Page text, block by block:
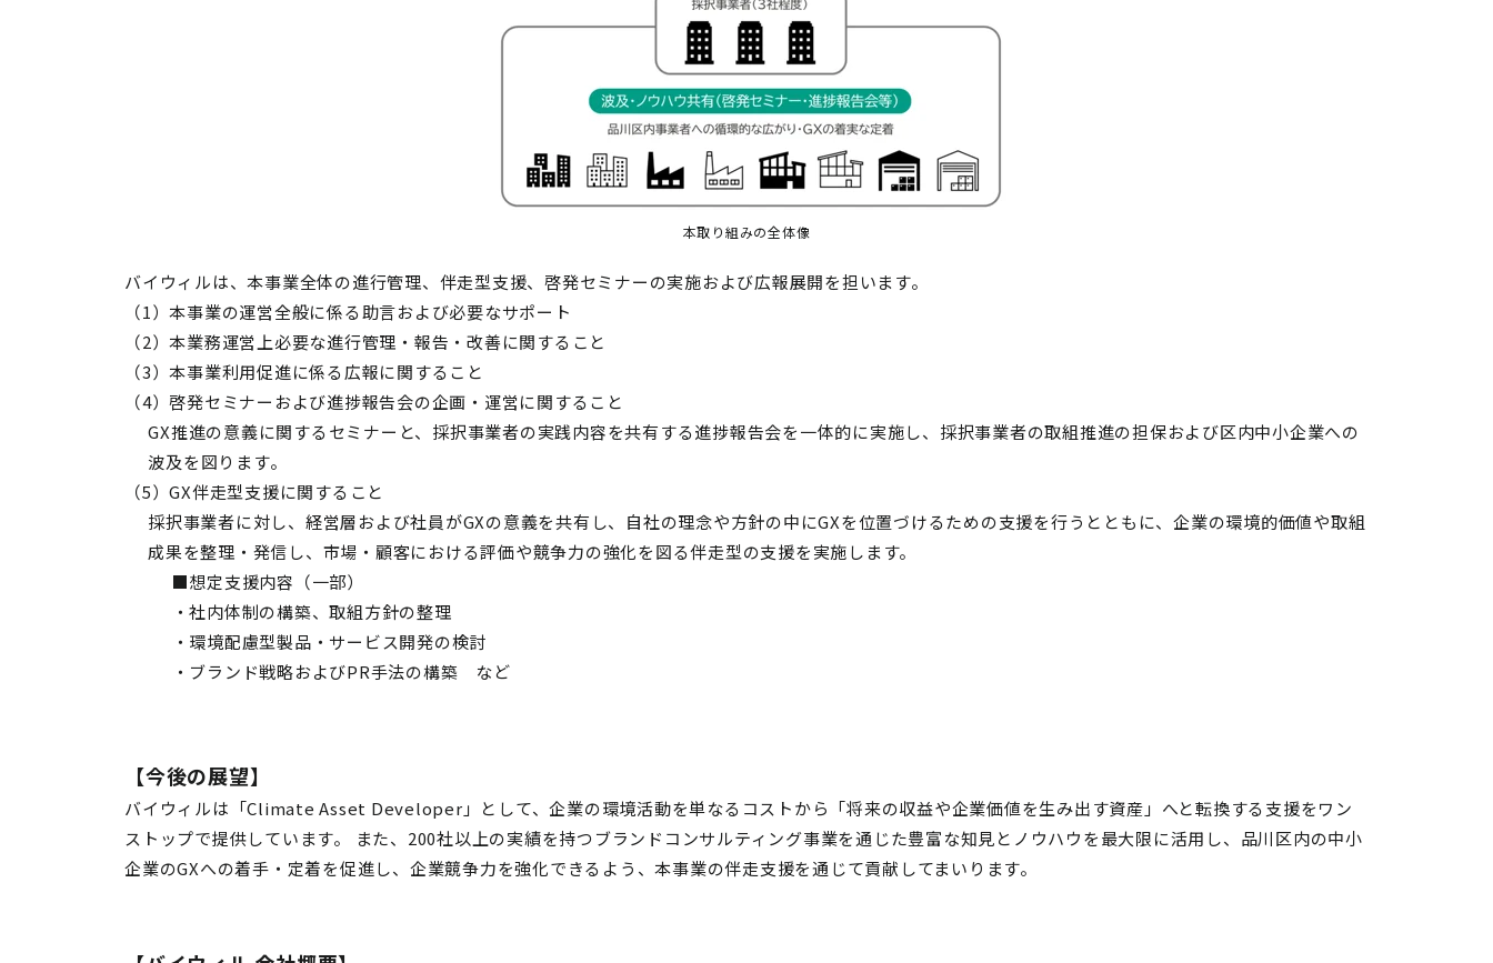
本取り組みの全体像
バイウィルは、本事業全体の進行管理、伴走型支援、啓発セミナーの実施および広報展開を担います。
（1）本事業の運営全般に係る助言および必要なサポート
（2）本業務運営上必要な進行管理・報告・改善に関すること
（3）本事業利用促進に係る広報に関すること
（4）啓発セミナーおよび進捗報告会の企画・運営に関すること
GX推進の意義に関するセミナーと、採択事業者の実践内容を共有する進捗報告会を一体的に実施し、採択事業者の取組推進の担保および区内中小企業への
波及を図ります。
（5）GX伴走型支援に関すること
採択事業者に対し、経営層および社員がGXの意義を共有し、自社の理念や方針の中にGXを位置づけるための支援を行うとともに、企業の環境的価値や取組
成果を整理・発信し、市場・顧客における評価や競争力の強化を図る伴走型の支援を実施します。
■想定支援内容（一部）
・社内体制の構築、取組方針の整理
・環境配慮型製品・サービス開発の検討
・ブランド戦略およびPR手法の構築 など
【今後の展望】
バイウィルは「Climate Asset Developer」として、企業の環境活動を単なるコストから「将来の収益や企業価値を生み出す資産」へと転換する支援をワン
ストップで提供しています。 また、200社以上の実績を持つブランドコンサルティング事業を通じた豊富な知見とノウハウを最大限に活用し、品川区内の中小
企業のGXへの着手・定着を促進し、企業競争力を強化できるよう、本事業の伴走支援を通じて貢献してまいります。